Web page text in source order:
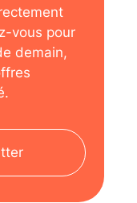
vous pour
demain,